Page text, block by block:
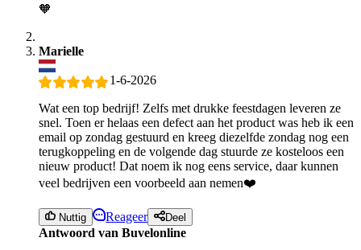
🧡
Marielle
1-6-2026
Wat een top bedrijf! Zelfs met drukke feestdagen leveren ze
snel. Toen er helaas een defect aan het product was heb ik een
email op zondag gestuurd en kreeg diezelfde zondag nog een
terugkoppeling en de volgende dag stuurde ze kosteloos een
nieuw product! Dat noem ik nog eens service, daar kunnen
veel bedrijven een voorbeeld aan nemen❤️
Nuttig Reageer Deel
Antwoord van Buvelonline